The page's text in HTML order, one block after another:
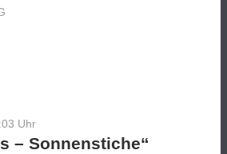
Uhr
– Sonnenstiche“